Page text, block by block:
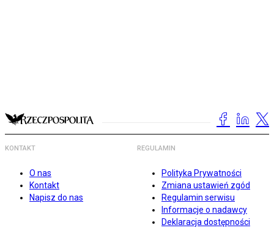
KONTAKT
O nas
Kontakt
Napisz do nas
REGULAMIN
Polityka Prywatności
Zmiana ustawień zgód
Regulamin serwisu
Informacje o nadawcy
Deklaracja dostępności